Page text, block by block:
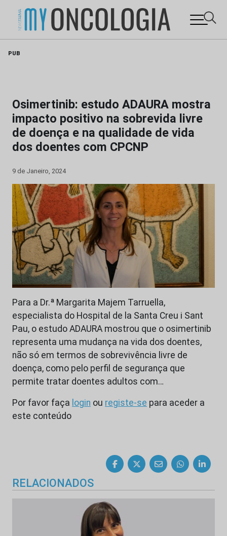
PUB
Osimertinib: estudo ADAURA mostra
impacto positivo na sobrevida livre
de doença e na qualidade de vida
dos doentes com CPCNP
9 de Janeiro, 2024
Para a Dr.ª Margarita Majem Tarruella,
especialista do Hospital de la Santa Creu i Sant
Pau, o estudo ADAURA mostrou que o osimertinib
representa uma mudança na vida dos doentes,
não só em termos de sobrevivência livre de
doença, como pelo perfil de segurança que
permite tratar doentes adultos com…
Por favor faça login ou registe-se para aceder a
este conteúdo
RELACIONADOS